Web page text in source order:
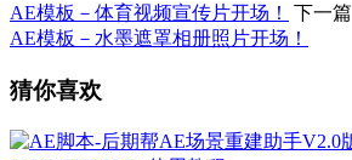
AE模板－体育视频宣传片开场！
下一篇
AE模板－水墨遮罩相册照片开场！
猜你喜欢